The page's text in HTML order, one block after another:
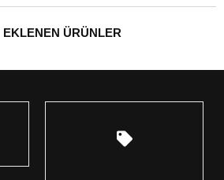
EKLENEN ÜRÜNLER